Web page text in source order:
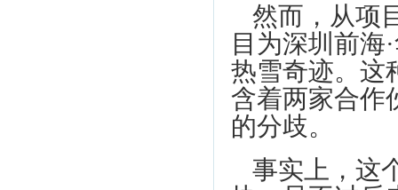
然而，从项
目为深圳前海
热雪奇迹。这
含着两家合作
的分歧。
事实上，这